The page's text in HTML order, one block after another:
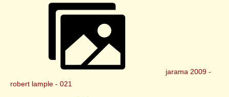
jarama 2009 -
robert lample - 021